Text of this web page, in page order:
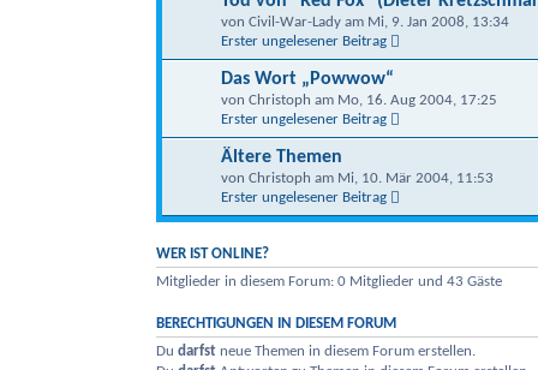
von Civil-War-Lady am Mi, 9. Jan 2008, 13:34
Erster ungelesener Beitrag
Das Wort „Powwow“
von Christoph am Mo, 16. Aug 2004, 17:25
Erster ungelesener Beitrag
Ältere Themen
von Christoph am Mi, 10. Mär 2004, 11:53
Erster ungelesener Beitrag
WER IST ONLINE?
Mitglieder in diesem Forum: 0 Mitglieder und 43 Gäste
BERECHTIGUNGEN IN DIESEM FORUM
Du darfst neue Themen in diesem Forum erstellen.